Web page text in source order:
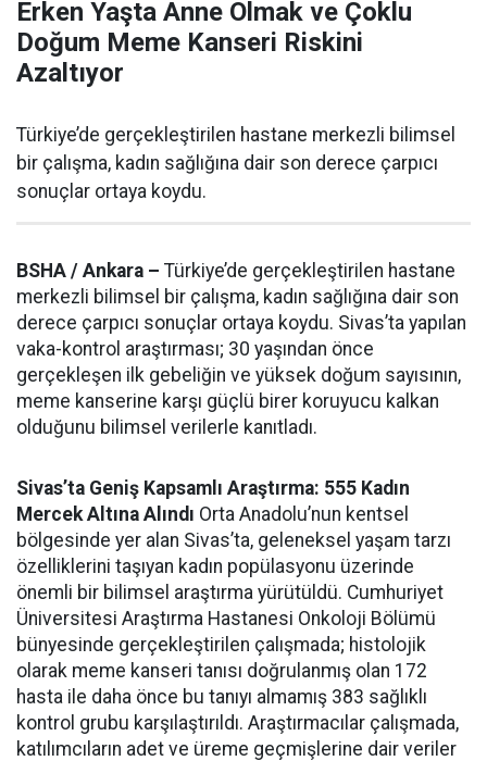
Erken Yaşta Anne Olmak ve Çoklu
Doğum Meme Kanseri Riskini
Azaltıyor
Türkiye’de gerçekleştirilen hastane merkezli bilimsel
bir çalışma, kadın sağlığına dair son derece çarpıcı
sonuçlar ortaya koydu.
BSHA / Ankara – Türkiye’de gerçekleştirilen hastane
merkezli bilimsel bir çalışma, kadın sağlığına dair son
derece çarpıcı sonuçlar ortaya koydu. Sivas’ta yapılan
vaka-kontrol araştırması; 30 yaşından önce
gerçekleşen ilk gebeliğin ve yüksek doğum sayısının,
meme kanserine karşı güçlü birer koruyucu kalkan
olduğunu bilimsel verilerle kanıtladı.
Sivas’ta Geniş Kapsamlı Araştırma: 555 Kadın
Mercek Altına Alındı Orta Anadolu’nun kentsel
bölgesinde yer alan Sivas’ta, geleneksel yaşam tarzı
özelliklerini taşıyan kadın popülasyonu üzerinde
önemli bir bilimsel araştırma yürütüldü. Cumhuriyet
Üniversitesi Araştırma Hastanesi Onkoloji Bölümü
bünyesinde gerçekleştirilen çalışmada; histolojik
olarak meme kanseri tanısı doğrulanmış olan 172
hasta ile daha önce bu tanıyı almamış 383 sağlıklı
kontrol grubu karşılaştırıldı. Araştırmacılar çalışmada,
katılımcıların adet ve üreme geçmişlerine dair veriler